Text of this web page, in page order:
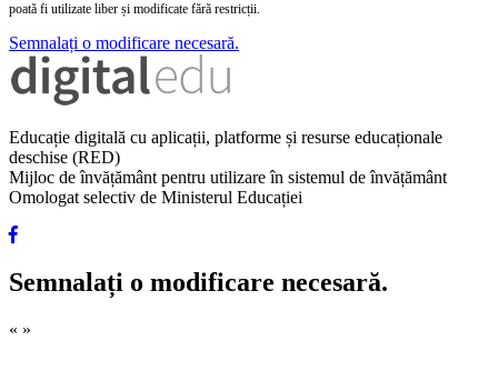
poată fi utilizate liber și modificate fără restricții.
Semnalați o modificare necesară.
Educație digitală cu aplicații, platforme și resurse educaționale
deschise (RED)
Mijloc de învățământ pentru utilizare în sistemul de învățământ
Omologat selectiv de Ministerul Educației
Semnalați o modificare necesară.
« »